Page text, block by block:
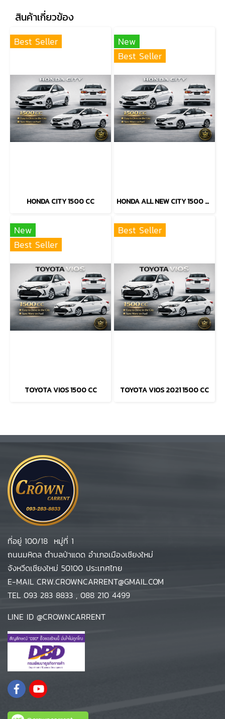
สินค้าเกี่ยวข้อง
Best Seller
HONDA CITY 1500 CC
New
Best Seller
HONDA ALL NEW CITY 1500 CC
New
Best Seller
TOYOTA VIOS 1500 CC
Best Seller
TOYOTA VIOS 2021 1500 CC
ที่อยู่ 100/18 หมู่ที่ 1
ถนนมหิดล ตำบลป่าแดด อำเภอเมืองเชียงใหม่
จังหวีดเชียงใหม่ 50100 ประเทศไทย
E-MAIL CRW.CROWNCARRENT@GMAIL.COM
TEL 093 283 8833 , 088 210 4499
LINE ID @CROWNCARRENT